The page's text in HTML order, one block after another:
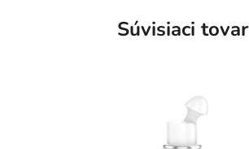
Súvisiaci tovar